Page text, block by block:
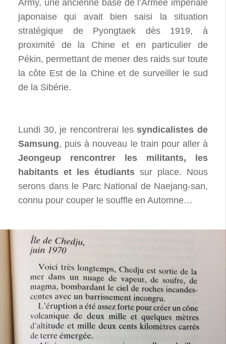
Army, une ancienne base de l’Armée impériale
japonaise qui avait bien saisi la situation
stratégique de Pyongtaek dès 1919, à
proximité de la Chine et en particulier de
Pékin, permettant de mener des raids sur toute
la côte Est de la Chine et de surveiller le sud
de la Sibérie.
Lundi 30, je rencontrerai les syndicalistes de
Samsung, puis à nouveau le train pour aller à
Jeongeup rencontrer les militants, les
habitants et les étudiants sur place. Nous
serons dans le Parc National de Naejang-san,
connu pour couper le souffle en Automne…